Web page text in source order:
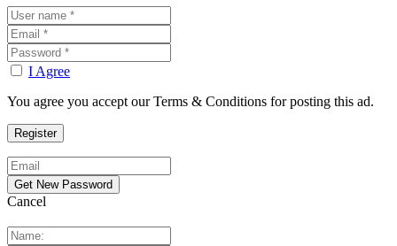
I Agree
You agree you accept our Terms & Conditions for posting this ad.
Cancel